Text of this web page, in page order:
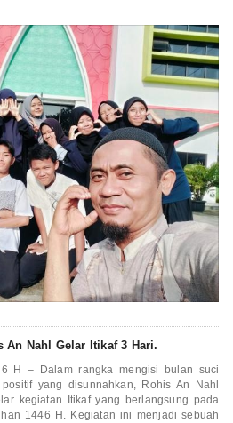
Nahl Gelar Itikaf 3 Hari.
H – Dalam rangka mengisi bulan suci
yang disunnahkan, Rohis An Nahl
kegiatan Itikaf yang berlangsung pada
1446 H. Kegiatan ini menjadi sebuah